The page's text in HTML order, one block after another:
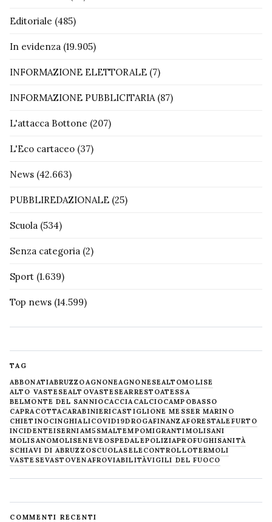
Editoriale (485)
In evidenza (19.905)
INFORMAZIONE ELETTORALE (7)
INFORMAZIONE PUBBLICITARIA(87)
L'attacca Bottone (207)
L'Eco cartaceo (37)
News (42.663)
PUBBLIREDAZIONALE (25)
Scuola (534)
Senza categoria (2)
Sport (1.639)
Top news (14.599)
TAG
ABBONATIABRUZZOAGNONEAGNONESEALTOMOLISE
ALTO VASTESEALTOVASTESEARRESTOATESSA
BELMONTE DEL SANNIOCACCIACALCIOCAMPOBASSO
CAPRACOTTACARABINIERICASTIGLIONE MESSER MARINO
CHIETINOCINGHIALICOVID19DROGAFINANZAFORESTALE FURTO
INCIDENTEISERNIAM5SMALTEMPOMIGRANTIMOLISANI
MOLISANOMOLISENEVE OSPEDALEPOLIZIAPROFUGHISANITÀ
SCHIAVI DI ABRUZZOSCUOLASELECONTROLLOTERMOLI
VASTESEVASTOVENAFROVIABILITÀVIGILI DEL FUOCO
COMMENTI RECENTI